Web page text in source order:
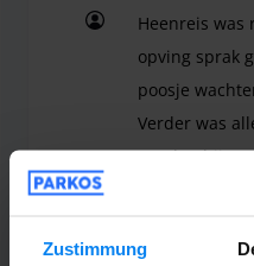
Zustimmung
Heenreis was
opving sprak
poosje
Verder was
werden bij
We zaten de
het was